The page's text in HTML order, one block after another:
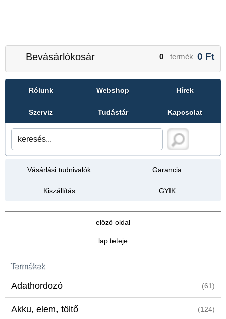
Bevásárlókosár 0 termék 0 Ft
Rólunk Webshop Hírek
Szerviz Tudástár Kapcsolat
Vásárlási tudnivalók Garancia
Kiszállítás GYIK
Termékek
Adathordozó (61)
Akku, elem, töltő (124)
előző oldal
lap teteje